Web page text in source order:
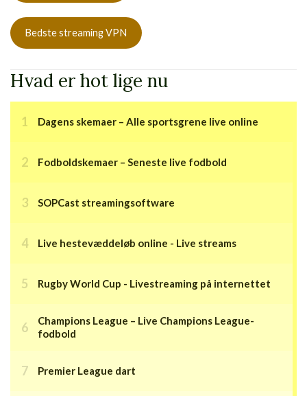
Bedste streaming VPN
Hvad er hot lige nu
Dagens skemaer – Alle sportsgrene live online
Fodboldskemaer – Seneste live fodbold
SOPCast streamingsoftware
Live hestevæddeløb online - Live streams
Rugby World Cup - Livestreaming på internettet
Champions League – Live Champions League-
fodbold
Premier League dart